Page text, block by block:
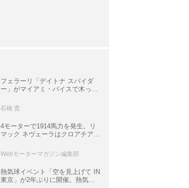
フェラーリ「デイトナ スパイダ
ー」がマイアミ・バイスで木っ端
サ」に化けた理由
石橋 寛
4モーターで1914馬力を発生。リ
マック ネヴェーラはクロアチア発
ロニクル・完全版／115】
Webモーターマガジン編集部
熱気球イベント「空を見上げて IN
東京」が2年ぶりに開催。熱気球